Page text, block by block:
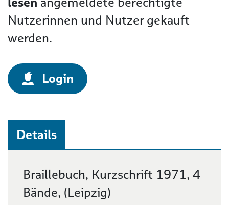
Nutzerinnen und Nutzer gekauft
werden.
Login
Details
Details
Braillebuch, Kurzschrift 1971, 4
Bände, (Leipzig)